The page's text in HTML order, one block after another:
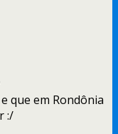
que em Rondônia
:/